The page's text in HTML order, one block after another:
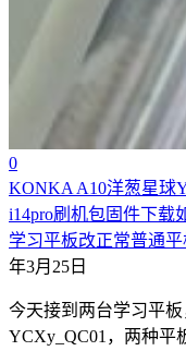
0
KONKA A10洋葱星球
i14pro刷机包固件下载
学习平板改正常普通
年3月25日
今天接到两台学习平
YCXy_QC01，两种平